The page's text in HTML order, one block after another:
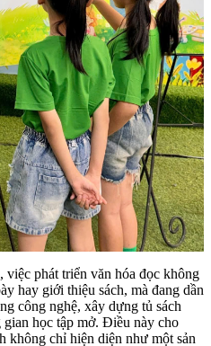
phát triển văn hóa đọc không
hay giới thiệu sách, mà đang dần
công nghệ, xây dựng tủ sách
học tập mở. Điều này cho
không chỉ hiện diện như một sản